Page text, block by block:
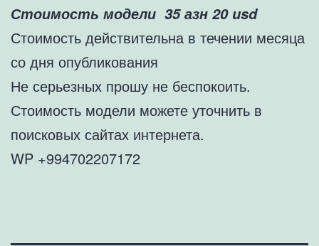
Стоимость модели 35 азн 20 usd
Стоимость действительна в течении месяца
со дня опубликования
Не серьезных прошу не беспокоить.
Стоимость модели можете уточнить в
поисковых сайтах интернета.
WP +994702207172